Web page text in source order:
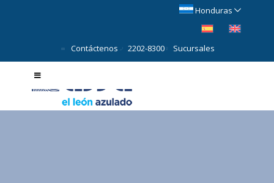
Honduras
Sucursales
2202-8300
Contáctenos